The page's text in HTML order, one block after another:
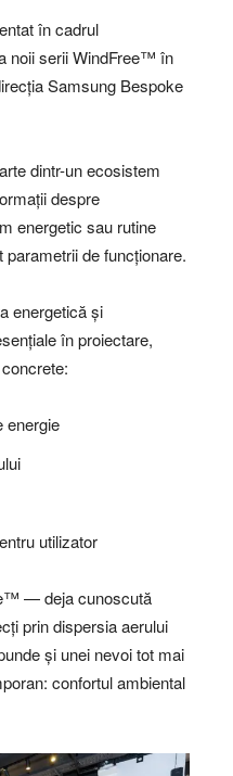
în cadrul
noii serii WindFree™ în
Samsung Bespoke
dintr-un ecosistem
despre
energetic sau rutine
de funcționare.
energetică și
în proiectare,
energie
utilizator
— deja cunoscută
prin dispersia aerului
și unei nevoi tot mai
confortul ambiental